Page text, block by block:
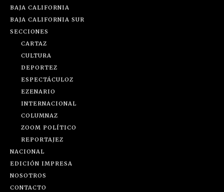
BAJA CALIFORNIA
BAJA CALIFORNIA SUR
SECCIONES
CARTAZ
CULTURA
DEPORTEZ
ESPECTÁCULOZ
EZENARIO
INTERNACIONAL
COLUMNAZ
ZOOM POLÍTICO
REPORTAJEZ
NACIONAL
EDICIÓN IMPRESA
NOSOTROS
CONTACTO